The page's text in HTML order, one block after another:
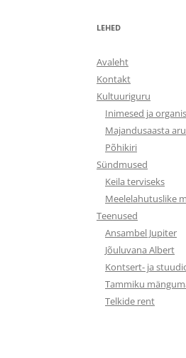
LEHED
Avaleht
Kontakt
Kultuuriguru
Inimesed ja
Majandusaasta
Põhikiri
Sündmused
Keila terviseks
Meelelahutuslike
Teenused
Ansambel Jupiter
Jõuluvana Albert
Kontsert- ja
Tammiku
Telkide rent